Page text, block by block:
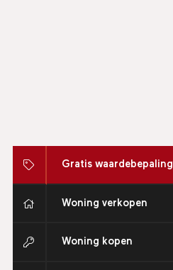
Gratis waardebepaling
Woning verkopen
Woning kopen